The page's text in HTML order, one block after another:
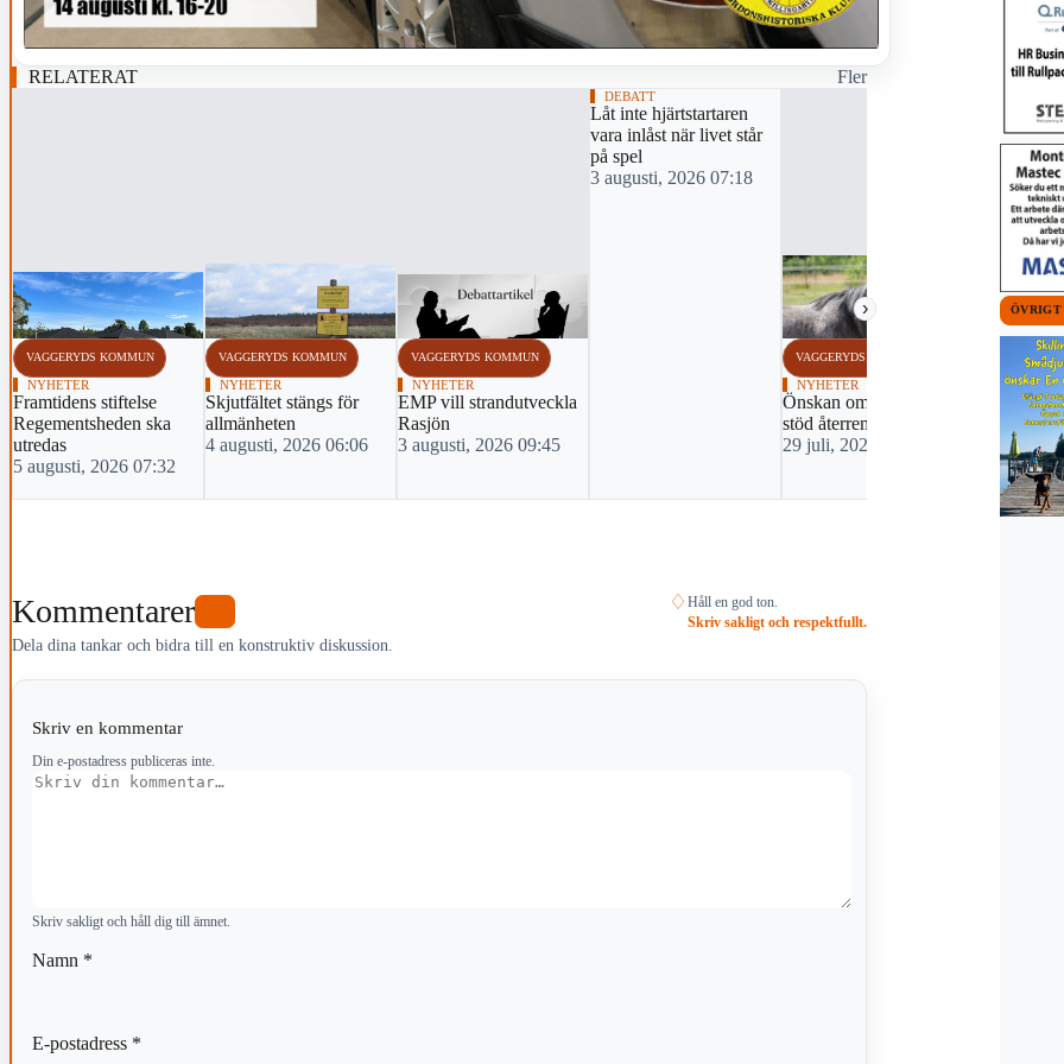
RELATERAT Fler
‹ ›
VAGGERYDS KOMMUN
NYHETER
Framtidens stiftelse
Regementsheden ska
utredas
5 augusti, 2026 07:32
VAGGERYDS KOMMUN
NYHETER
Skjutfältet stängs för
allmänheten
4 augusti, 2026 06:06
VAGGERYDS KOMMUN
NYHETER
EMP vill strandutveckla
Rasjön
3 augusti, 2026 09:45
DEBATT
Låt inte hjärtstartaren
vara inlåst när livet står
på spel
3 augusti, 2026 07:18
VAGGERYDS KOMMUN
NYHETER
Önskan om ekonomiskt
stöd återremitterades
29 juli, 2026 07:15
NYHETER
Bygglovet
pizzeria
23 juli,
Kommentarer
Dela dina tankar och bidra till en konstruktiv diskussion.
♢ Håll en god ton.
Skriv sakligt och respektfullt.
Skriv en kommentar
Din e-postadress publiceras inte.
Kommentar
Skriv sakligt och håll dig till ämnet.
Namn *
E-postadress *
ÖVRIGT